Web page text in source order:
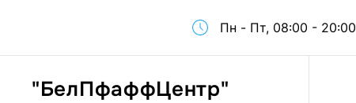
Пн - Пт, 08:00 - 20:00
"БелПфаффЦентр"